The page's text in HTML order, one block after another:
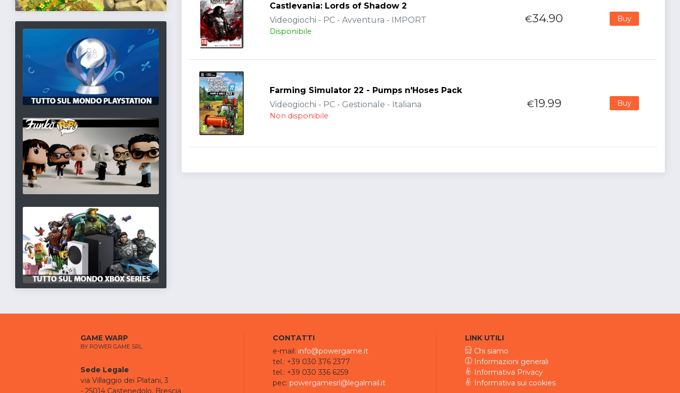
Castlevania: Lords of Shadow 2
Videogiochi - PC - Avventura - IMPORT
Disponibile
€34.90 Buy
Farming Simulator 22 - Pumps n'Hoses Pack
Videogiochi - PC - Gestionale - Italiana
Non disponibile
€19.99 Buy
GAME WARP
BY POWER GAME SRL
Sede Legale
via Villaggio dei Platani, 3
- 25014 Castenedolo, Brescia
CONTATTI
e-mail: info@powergame.it
tel.: +39 030 376 2377
tel.: +39 030 336 6259
pec: powergamesrl@legalmail.it
LINK UTILI
Chi siamo
Informazioni generali
Informativa Privacy
Informativa sui cookies